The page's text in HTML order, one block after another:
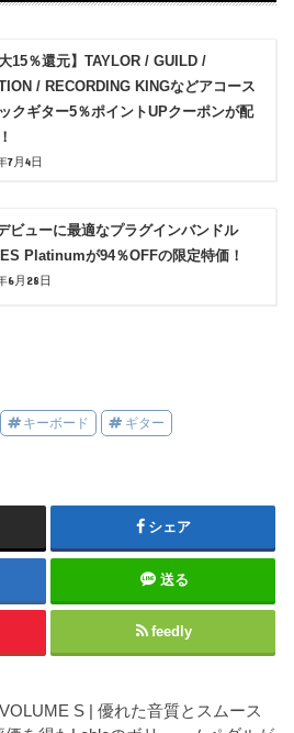
大15％還元】TAYLOR / GUILD /
/ RECORDING KINGなどアコース
クギター5％ポイントUPクーポンが配
7月4日
ビューに最適なプラグインバンドル
Platinumが94％OFFの限定特価！
6月28日
キーボード ギター
シェア
送る
feedly
S | 優れた音質とスムース